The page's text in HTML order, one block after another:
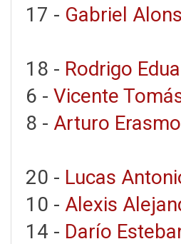
17 - Gabriel
18 - Rodrigo
6 - Vicente
8 - Arturo
20 - Lucas
10 - Alexis
14 - Darío